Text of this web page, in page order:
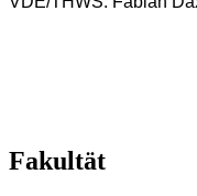
Fakultät